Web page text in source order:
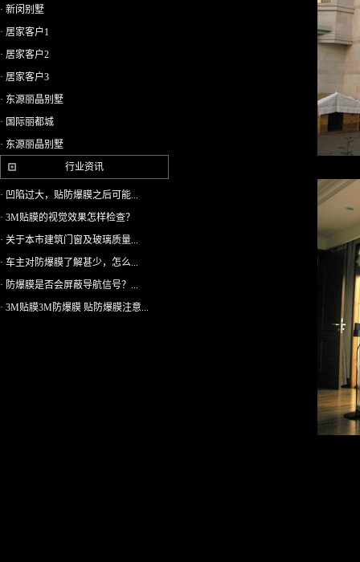
· 新闵别墅
· 居家客户1
· 居家客户2
· 居家客户3
· 东源丽晶别墅
· 国际丽都城
· 东源丽晶别墅
行业资讯
· 凹陷过大，贴防爆膜之后可能...
· 3M贴膜的视觉效果怎样检查？
· 关于本市建筑门窗及玻璃质量...
· 车主对防爆膜了解甚少，怎么...
· 防爆膜是否会屏蔽导航信号？...
· 3M贴膜3M防爆膜 贴防爆膜注意...